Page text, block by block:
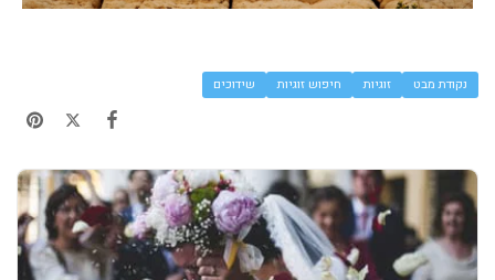
נקודת מבט זוגיות חיפוש זוגיות שידוכים